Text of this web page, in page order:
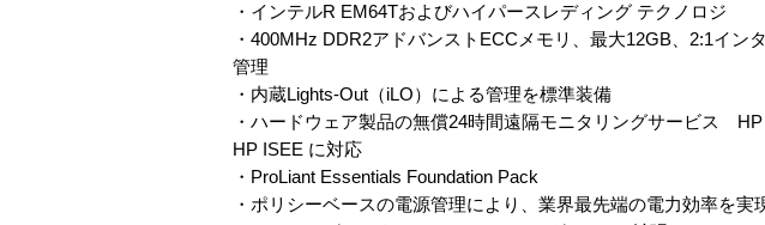
・インテルR EM64Tおよびハイパースレディング テクノロジ
・400MHz DDR2アドバンストECCメモリ、最大12GB、2:1イ
管理
・内蔵Lights-Out（iLO）による管理を標準装備
・ハードウェア製品の無償24時間遠隔モニタリングサービス
HP ISEE に対応
・ProLiant Essentials Foundation Pack
・ポリシーベースの電源管理により、業界最先端の電力効率を